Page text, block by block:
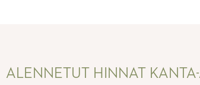
ALENNETUT HINNAT